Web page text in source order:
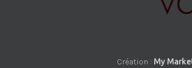
Création : My